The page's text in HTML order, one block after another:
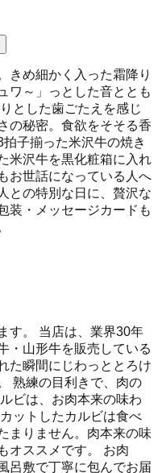
きめ細かく入った霜降り
ワ～」っとした音ととも
とした歯ごたえを感じ
の秘密。食欲をそそる香
子揃った米沢牛の焼き
米沢牛を黒化粧箱に入れ
お世話になっている人へ
との特別な日に、贅沢な
装・メッセージカードも
す。 当店は、業界30年
・山形牛を販売している
た瞬間にじわっととろけ
熟練の目利きで、肉の
ビは、お肉本来の味わ
ットしたカルビは食べ
まりません。肉本来の味
オススメです。 お肉
呂敷で丁寧に包んでお届